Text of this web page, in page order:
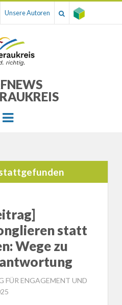
Unsere Autoren
Menu
statt
Wege zu
FÜR ENGAGEMENT UND